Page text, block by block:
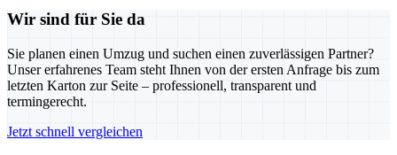
Wir sind für Sie da
Sie planen einen Umzug und suchen einen zuverlässigen Partner?
Unser erfahrenes Team steht Ihnen von der ersten Anfrage bis zum
letzten Karton zur Seite – professionell, transparent und
termingerecht.
Jetzt schnell vergleichen